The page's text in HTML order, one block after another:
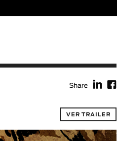
Share f F
VER TRAILER